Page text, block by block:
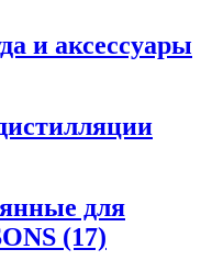
и аксессуары
для
(17)